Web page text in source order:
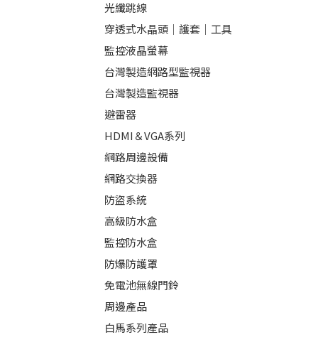
光纖跳線
穿透式水晶頭｜護套｜工具
監控液晶螢幕
台灣製造網路型監視器
台灣製造監視器
避雷器
HDMI＆VGA系列
網路周邊設備
網路交換器
防盜系統
高級防水盒
監控防水盒
防爆防護罩
免電池無線門鈴
周邊產品
白馬系列產品